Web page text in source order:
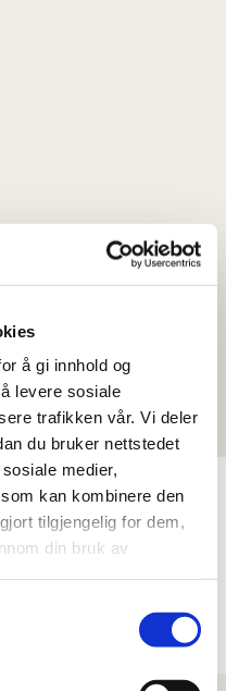
å gi innhold og
levere sosiale
trafikken vår. Vi deler
du bruker nettstedet
medier,
kan kombinere den
tilgjengelig for dem,
din bruk av